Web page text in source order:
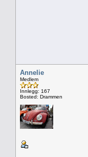
Annelie
Medlem
Innlegg: 167
Bosted: Drammen